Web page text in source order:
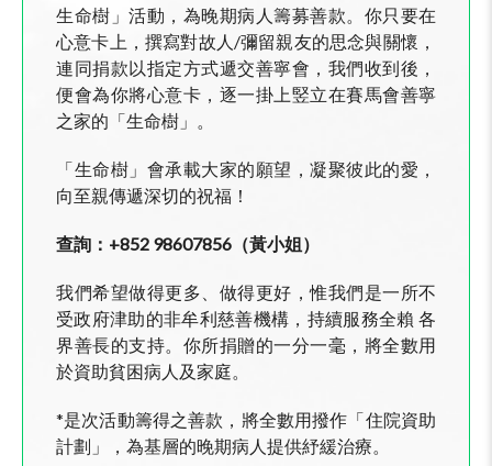
生命樹」活動，為晚期病人籌募善款。你只要在
心意卡上，撰寫對故人/彌留親友的思念與關懷，
連同捐款以指定方式遞交善寧會，我們收到後，
便會為你將心意卡，逐一掛上竪立在賽馬會善寧
之家的「生命樹」。
「生命樹」會承載大家的願望，凝聚彼此的愛，
向至親傳遞深切的祝福！
查詢：+852 98607856（黃小姐）
我們希望做得更多、做得更好，惟我們是一所不
受政府津助的非牟利慈善機構，持續服務全賴 各
界善長的支持。你所捐贈的一分一毫，將全數用
於資助貧困病人及家庭。
*是次活動籌得之善款，將全數用撥作「住院資助
計劃」，為基層的晚期病人提供紓緩治療。